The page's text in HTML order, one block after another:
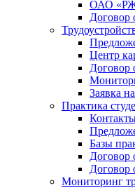
ОАО
Договор
Центр
Договор
Заявка
Практика
Базы
Договор
Договор
Мониторинг